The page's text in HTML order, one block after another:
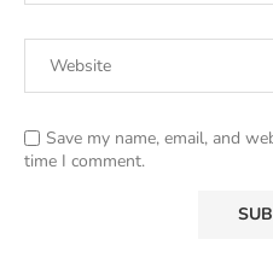
Save my name, email, and
time I comment.